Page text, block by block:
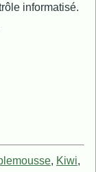
informatisé.
, Kiwi,